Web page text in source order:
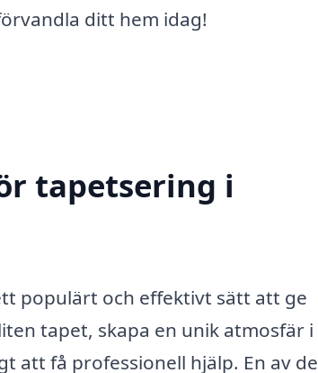
ditt hem idag!
tapetsering i
populärt och effektivt sätt att ge
tapet, skapa en unik atmosfär i
att få professionell hjälp. En av de